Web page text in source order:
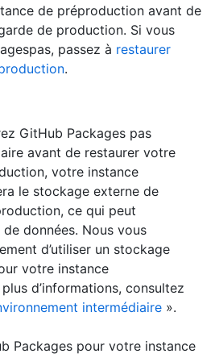
de préproduction avant de
de production. Si vous
passez à restaurer
.
GitHub Packages pas
avant de restaurer votre
votre instance
le stockage externe de
ce qui peut
données. Nous vous
d’utiliser un stockage
votre instance
d’informations, consultez
intermédiaire ».
Packages pour votre instance